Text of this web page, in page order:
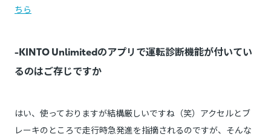
ちら
-KINTO Unlimitedのアプリで運転診断機能が付いてい
るのはご存じですか
はい、使っておりますが結構厳しいですね（笑）アクセルとブ
レーキのところで走行時急発進を指摘されるのですが、そんな